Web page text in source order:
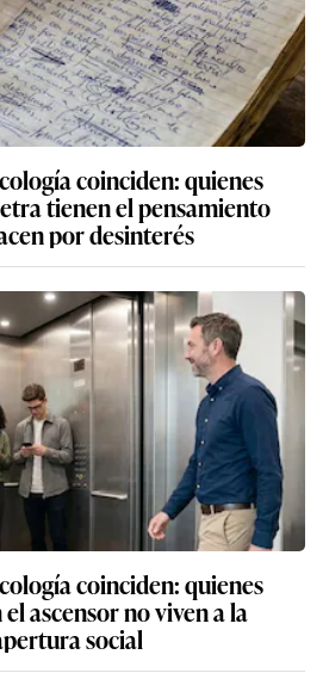
coinciden: quienes
tienen el pensamiento
por desinterés
coinciden: quienes
ascensor no viven a la
social